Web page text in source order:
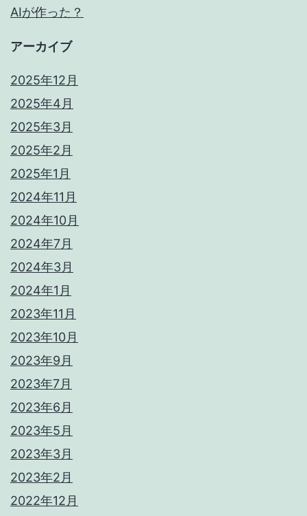
AIが作った？
アーカイブ
2025年12月
2025年4月
2025年3月
2025年2月
2025年1月
2024年11月
2024年10月
2024年7月
2024年3月
2024年1月
2023年11月
2023年10月
2023年9月
2023年7月
2023年6月
2023年5月
2023年3月
2023年2月
2022年12月